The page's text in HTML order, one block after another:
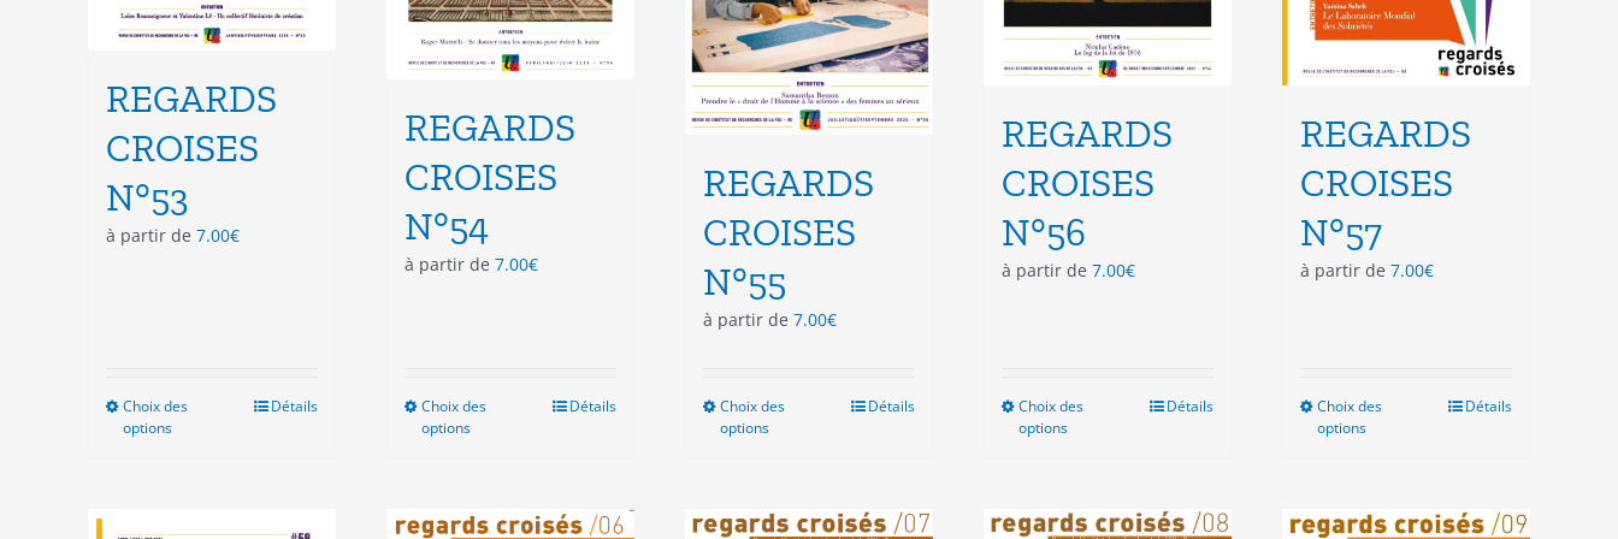
REGARDS
CROISES
N°53
à partir de 7.00€
Choix des
options
Détails
REGARDS
CROISES
N°54
à partir de 7.00€
Choix des
options
variations.
Détails
REGARDS
CROISES
N°55
à partir de 7.00€
Choix des
options
variations.
Détails
REGARDS
CROISES
N°56
à partir de 7.00€
Choix des
options
variations.
Détails
REGARDS
CROISES
N°57
à partir de 7.00€
Choix des
options
variations.
Détails